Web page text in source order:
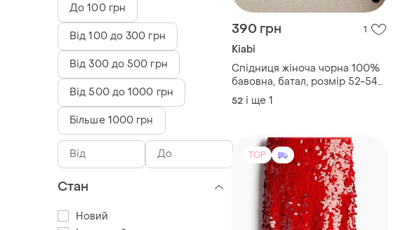
390 грн 1
Kiabi
Спідниця жіноча чорна 100%
бавовна, батал, розмір 52-54
(pr)
52 і ще 1
TOP
До 100 грн
Від 100 до 300 грн
Від 300 до 500 грн
Від 500 до 1000 грн
Більше 1000 грн
Стан
Новий